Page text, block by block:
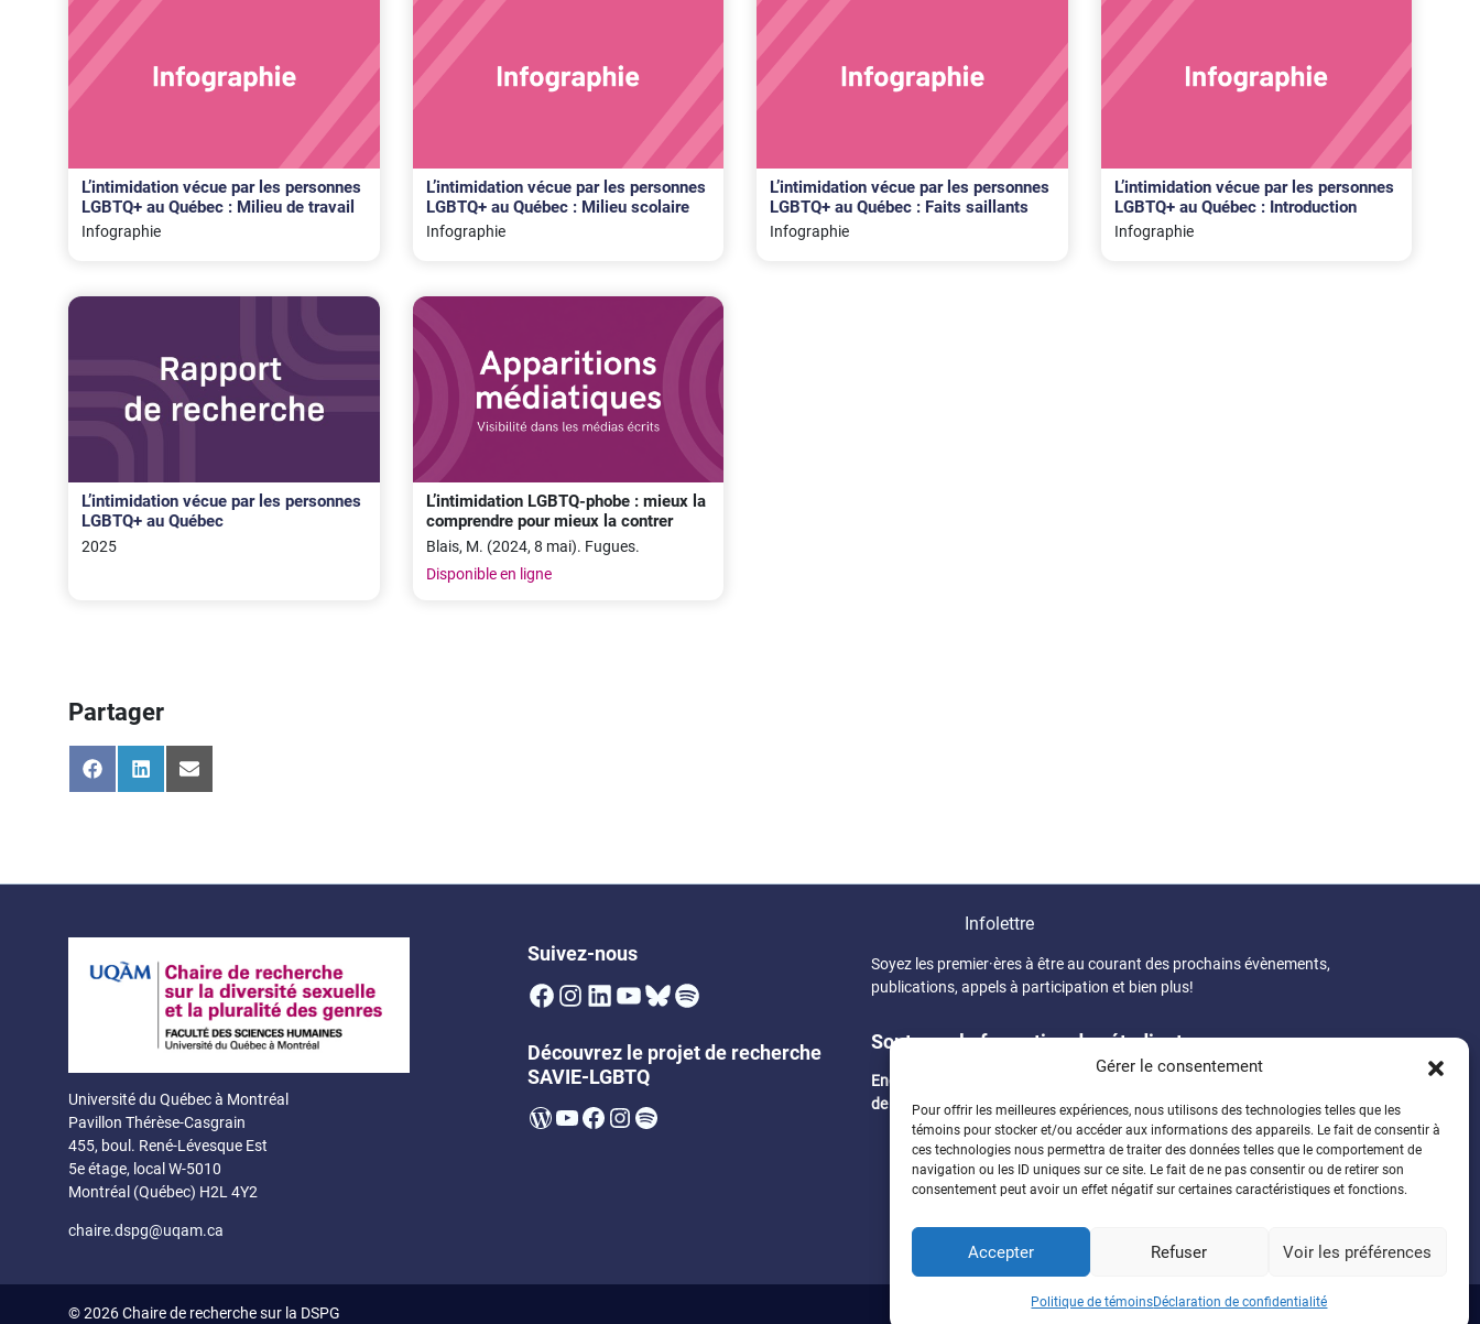
Gérer le consentement
Pour offrir les meilleures expériences, nous utilisons des technologies telles que les
témoins pour stocker et/ou accéder aux informations des appareils. Le fait de consentir à
ces technologies nous permettra de traiter des données telles que le comportement de
navigation ou les ID uniques sur ce site. Le fait de ne pas consentir ou de retirer son
consentement peut avoir un effet négatif sur certaines caractéristiques et fonctions.
Accepter Refuser Voir les préférences
Politique de témoinsDéclaration de confidentialité
L’intimidation vécue par les personnes
LGBTQ+ au Québec : Milieu de travail
Infographie
L’intimidation vécue par les personnes
LGBTQ+ au Québec : Milieu scolaire
Infographie
L’intimidation vécue par les personnes
LGBTQ+ au Québec : Faits saillants
Infographie
L’intimidation vécue par les personnes
LGBTQ+ au Québec : Introduction
Infographie
L’intimidation vécue par les personnes
LGBTQ+ au Québec
2025
L’intimidation LGBTQ-phobe : mieux la
comprendre pour mieux la contrer
Blais, M. (2024, 8 mai). Fugues.
Disponible en ligne
Partager
Share
on
Share
on
Share
on
Université du Québec à Montréal
Pavillon Thérèse-Casgrain
455, boul. René-Lévesque Est
5e étage, local W-5010
Montréal (Québec) H2L 4Y2
chaire.dspg@uqam.ca
Suivez-nous
Facebook
Instagram
LinkedIn
YouTube
Bluesky
Spotify
Découvrez le projet de recherche
SAVIE-LGBTQ
WordPress
YouTube
Facebook
Instagram
Spotify
Infolettre
Soyez les premier·ères à être au courant des prochains évènements,
publications, appels à participation et bien plus!
Soutenez la formation des étudiant·es
Encouragez un généreux programme
de bourses
© 2026Chaire de recherche sur la DSPG Politique de confidentalité Politique de témoins